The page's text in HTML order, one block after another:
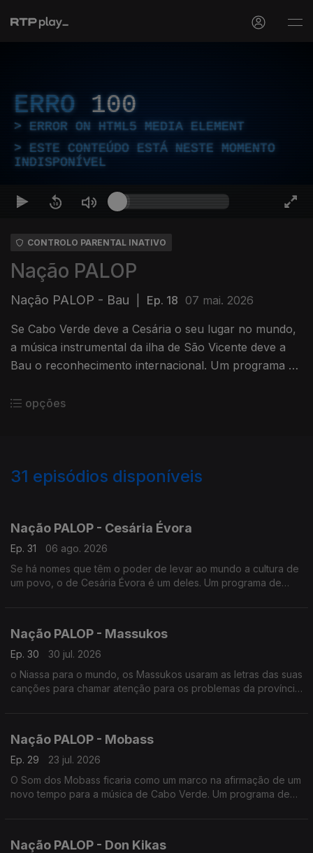
ERRO 100
ERROR ON HTML5 MEDIA ELEMENT
ESTE CONTEÚDO ESTÁ NESTE MOMENTO
INDISPONÍVEL
CONTROLO PARENTAL INATIVO
Nação PALOP
Nação PALOP - Bau Ep. 18 07 mai. 2026
Se Cabo Verde deve a Cesária o seu lugar no mundo,
a música instrumental da ilha de São Vicente deve a
Bau o reconhecimento internacional. Um programa de
opções
31 episódios disponíveis
Nação PALOP - Cesária Évora
Ep. 31
06 ago. 2026
Se há nomes que têm o poder de levar ao mundo a cultura de
um povo, o de Cesária Évora é um deles. Um programa de
Nação PALOP - Massukos
Ep. 30
30 jul. 2026
o Niassa para o mundo, os Massukos usaram as letras das suas
canções para chamar atenção para os problemas da província
Nação PALOP - Mobass
Ep. 29
23 jul. 2026
O Som dos Mobass ficaria como um marco na afirmação de um
novo tempo para a música de Cabo Verde. Um programa de
Nação PALOP - Don Kikas